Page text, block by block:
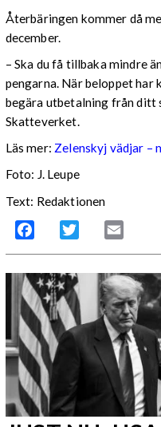
Återbäringen kommer då
december.
– Ska du få tillbaka mindre
pengarna. När beloppet har
begära utbetalning från
Skatteverket.
Läs mer: Zelenskyj vädjar –
Foto: J. Leupe
Text: Redaktionen
Facebook Twitter